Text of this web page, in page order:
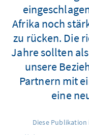
Afrika noch
zu rücken. Die
Jahre sollten
unsere
Partnern mit
eine
Diese